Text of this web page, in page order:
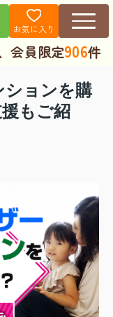
お気に入り
会員限定906件
ションを購
もご紹